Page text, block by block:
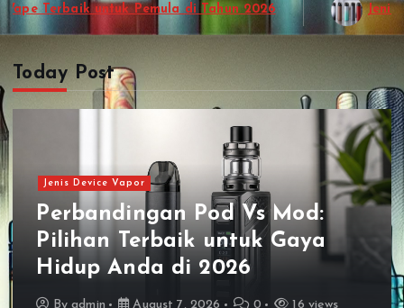
Jenis Vape Terbaru Harga Terjangkau Dengan Kualitas
Today Post
Jenis Device Vapor
Perbandingan Pod Vs Mod:
Pilihan Terbaik untuk Gaya
Hidup Anda di 2026
Byadmin August 7, 2026 0 16 views